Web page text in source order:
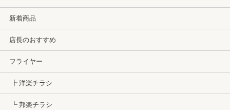
新着商品
店長のおすすめ
フライヤー
┣ 洋楽チラシ
┗ 邦楽チラシ